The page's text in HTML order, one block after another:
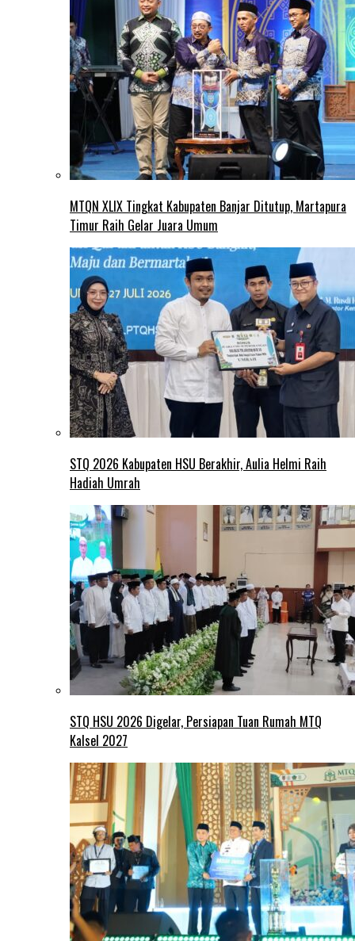
MTQN XLIX Tingkat Kabupaten Banjar Ditutup, Martapura
Timur Raih Gelar Juara Umum
STQ 2026 Kabupaten HSU Berakhir, Aulia Helmi Raih
Hadiah Umrah
STQ HSU 2026 Digelar, Persiapan Tuan Rumah MTQ
Kalsel 2027